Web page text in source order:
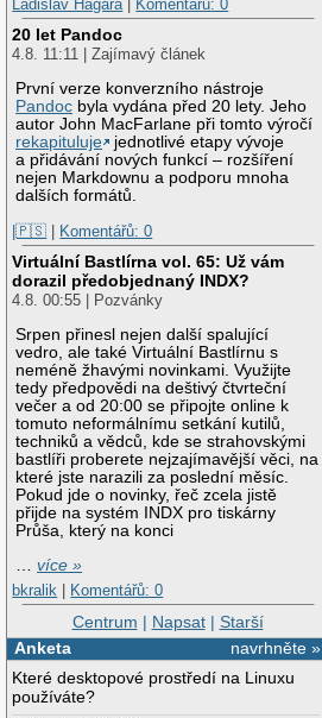
Ladislav Hagara | Komentářů: 0
20 let Pandoc
4.8. 11:11 | Zajímavý článek
První verze konverzního nástroje
Pandoc byla vydána před 20 lety. Jeho
autor John MacFarlane při tomto výročí
rekapituluje
jednotlivé etapy vývoje
a přidávání nových funkcí – rozšíření
nejen Markdownu a podporu mnoha
dalších formátů.
|🇵🇸 | Komentářů: 0
Virtuální Bastlírna vol. 65: Už vám
dorazil předobjednaný INDX?
4.8. 00:55 | Pozvánky
Srpen přinesl nejen další spalující
vedro, ale také Virtuální Bastlírnu s
neméně žhavými novinkami. Využijte
tedy předpovědi na deštivý čtvrteční
večer a od 20:00 se připojte online k
tomuto neformálnímu setkání kutilů,
techniků a vědců, kde se strahovskými
bastlíři proberete nejzajímavější věci, na
které jste narazili za poslední měsíc.
Pokud jde o novinky, řeč zcela jistě
přijde na systém INDX pro tiskárny
Průša, který na konci
…více »
bkralik
Komentářů: 0
Centrum | Napsat| Starší
navrhněte »
Anketa
Které desktopové prostředí na Linuxu
používáte?